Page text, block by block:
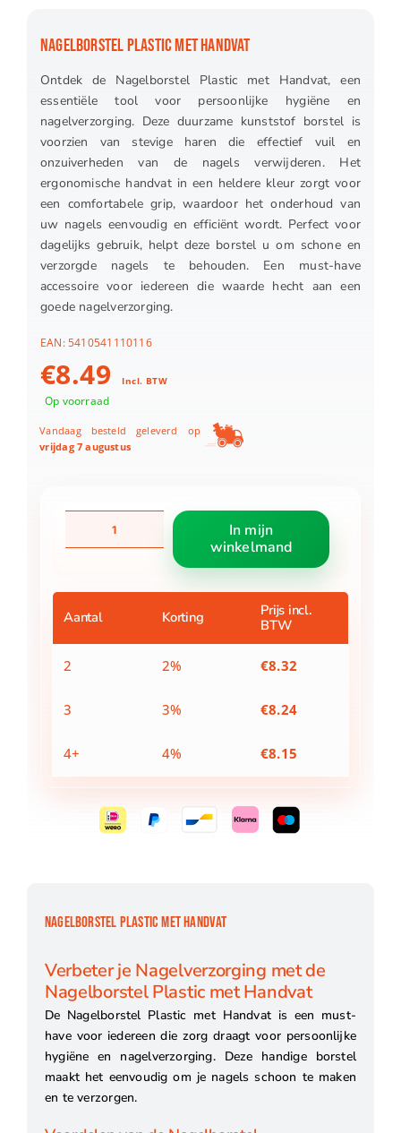
NAGELBORSTEL PLASTIC MET HANDVAT
Ontdek de Nagelborstel Plastic met Handvat, een
essentiële tool voor persoonlijke hygiëne en
nagelverzorging. Deze duurzame kunststof borstel is
voorzien van stevige haren die effectief vuil en
onzuiverheden van de nagels verwijderen. Het
ergonomische handvat in een heldere kleur zorgt voor
een comfortabele grip, waardoor het onderhoud van
uw nagels eenvoudig en efficiënt wordt. Perfect voor
dagelijks gebruik, helpt deze borstel u om schone en
verzorgde nagels te behouden. Een must-have
accessoire voor iedereen die waarde hecht aan een
goede nagelverzorging.
EAN:5410541110116
€8.49 Incl. BTW
Op voorraad
Vandaag besteld geleverd op
vrijdag 7 augustus
Nagelborstel
Plastic
aantal
In mijn
winkelmand
Aantal Korting
Prijs incl.
BTW
2 2% €8.32
3 3% €8.24
4+ 4% €8.15
NAGELBORSTEL PLASTIC MET HANDVAT
Verbeter je Nagelverzorging met de
Nagelborstel Plastic met Handvat
De Nagelborstel Plastic met Handvat is een must-
have voor iedereen die zorg draagt voor persoonlijke
hygiëne en nagelverzorging. Deze handige borstel
maakt het eenvoudig om je nagels schoon te maken
en te verzorgen.